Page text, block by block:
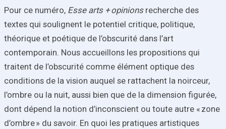
Pour ce numéro, Esse arts + opinionsrecherche des
textes qui soulignent le potentiel critique, politique,
théorique et poétique de l’obscurité dans l’art
contemporain. Nous accueillons les propositions qui
traitent de l’obscurité comme élément optique des
conditions de la vision auquel se rattachent la noirceur,
l’ombre ou la nuit, aussi bien que de la dimension figurée,
dont dépend la notion d’inconscient ou toute autre « zone
d’ombre » du savoir. En quoi les pratiques artistiques